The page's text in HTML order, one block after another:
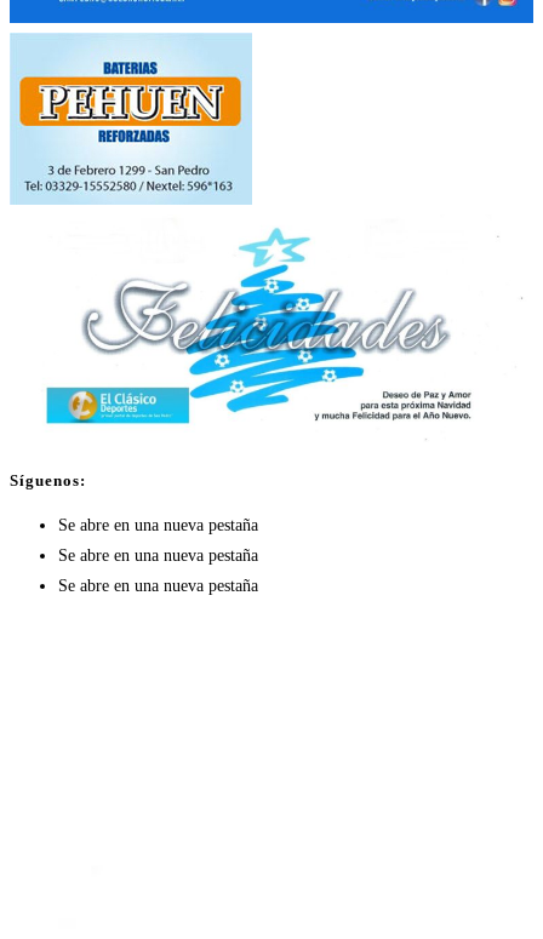
Síguenos:
Se abre en una nueva pestaña
Se abre en una nueva pestaña
Se abre en una nueva pestaña